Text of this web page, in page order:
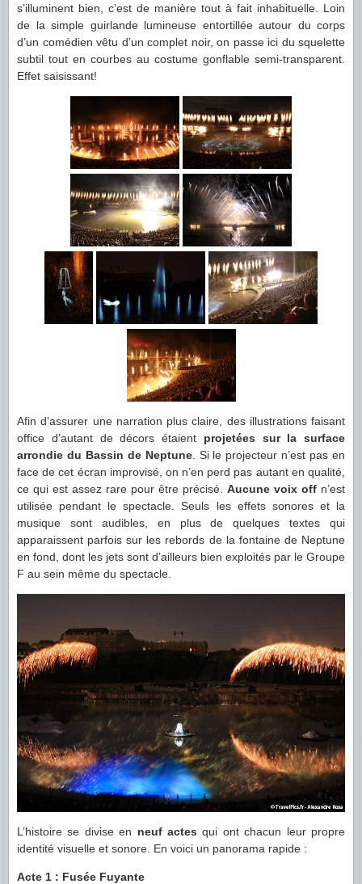
s’illuminent bien, c’est de manière tout à fait inhabituelle. Loin
de la simple guirlande lumineuse entortillée autour du corps
d’un comédien vêtu d’un complet noir, on passe ici du squelette
subtil tout en courbes au costume gonflable semi-transparent.
Effet saisissant!
Afin d’assurer une narration plus claire, des illustrations faisant
office d’autant de décors étaient projetées sur la surface
arrondie du Bassin de Neptune. Si le projecteur n’est pas en
face de cet écran improvisé, on n’en perd pas autant en qualité,
ce qui est assez rare pour être précisé. Aucune voix off n’est
utilisée pendant le spectacle. Seuls les effets sonores et la
musique sont audibles, en plus de quelques textes qui
apparaissent parfois sur les rebords de la fontaine de Neptune
en fond, dont les jets sont d’ailleurs bien exploités par le Groupe
F au sein même du spectacle.
L’histoire se divise en neuf actes qui ont chacun leur propre
identité visuelle et sonore. En voici un panorama rapide :
Acte 1 : Fusée Fuyante